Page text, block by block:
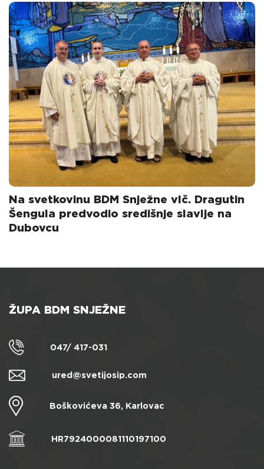
Na svetkovinu BDM Snježne vlč. Dragutin
Šengula predvodio središnje slavlje na
Dubovcu
ŽUPA BDM SNJEŽNE
047/ 417-031
ured@svetijosip.com
Boškovićeva 36, Karlovac
HR7924000081110197100